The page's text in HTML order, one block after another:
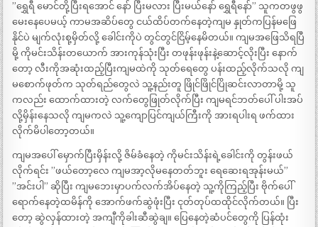
”ရွှေရီ မောင်တို့ပြီးရအောင် နော် ပြီးမလား ပြီးမယ်နော် ရွှေရီနော်” သူကတဖွဖွ
မေးနေပေမယ့် ကာမအဆိပ်တွေ ငယ်ထိပ်တက်နေတဲ့ကျမ နှုတ်ကပြန်မဖြေ
နိုင်ပဲ မျက်လုံးစု့မှိတ်လို့ ခေါင်းကိုပဲ တွင်တွင်ငြိမ့်နေမိတယ်။ ကျမအဖြေသိရပြီ
မို့ ကိုမင်းသိန်းတယောက် အားကုန်သုံးပြီး တဖုန်းဖုန်းနဲ့ဆောင့်လိုးပြီး နောက်
တော့ လီးကိုအဆုံးထည့်ပြီးကျမထဲကို သုတ်ရေတွေ ပန်းထည့်လိုက်သလို ကျ
မစောက်ဖုတ်က သုတ်ရည်တွေလဲ သူ့နည်းတူ ဖြိုင်ဖြိုင်ပြိုဆင်းလာတာမို့ သူ
ကလည်း ထောက်ထားတဲ့ လက်တွေဖြုတ်လိုက်ပြီး ကျမရင်ဘတ်ပေါ် ပါးအပ်
လို့မှိန်းနေသလို ကျမကလဲ သူ့ကျောပြင်ကျယ်ကြီးကို အားရပါးရ ဖက်ထား
လိုက်မိပါတော့တယ်။
ကျမအပေါ် မှောက်ပြီးမှိန်းလို့ ဇိမ်ခံနေတဲ့ ကိုမင်းသိန်းရဲ့ခေါင်းကို တွန်းဖယ်
လိုက်ရင်း ”ဖယ်တော့လေ ကျမအာ့လိုမနေတတ်ဘူး ရေဆေးရအုန်းမယ်”
”အင်းပါ” ဆိုပြီး ကျမဘေးမှာပက်လက်အိပ်နေတဲ့ သူ့ကိုကြည့်ပြီး ဗိုက်ပေါ်
ရောက်နေတဲ့ထမိန်ကို အောက်ဖက်ဆွဲဖုံးပြီး ငုတ်တုပ်ထထိုင်လိုက်တယ်။ ပြီး
တော့ ဆွဲလှန်ထားတဲ့ အကျီကိုခါးဆီဆွဲချ။ ပြေနေတဲ့ဆံပင်တွေကို ပြန်ထုံး